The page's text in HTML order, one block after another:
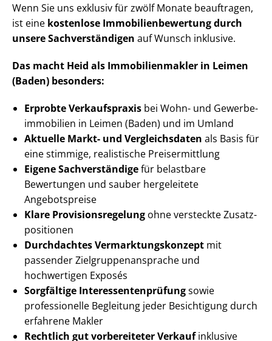
Wenn Sie uns exklusiv für zwölf Monate beauftragen,
ist eine kostenlose Im­mo­bi­li­en­be­wer­tung durch
unsere Sach­ver­stän­di­gen auf Wunsch inklusive.
Das macht Heid als Im­mo­bi­li­en­mak­ler in Leimen
(Baden) besonders:
Erprobte Verkaufspraxis bei Wohn- und Ge­wer­be­
im­mo­bi­li­en in Leimen (Baden) und im Umland
Aktuelle Markt- und Vergleichsdaten als Basis für
eine stimmige, realistische Preisermittlung
Eigene Sachverständigefür belastbare
Bewertungen und sauber hergeleitete
Angebotspreise
Klare Pro­vi­si­ons­re­ge­lung ohne versteckte Zu­satz­
po­si­tio­nen
Durchdachtes Ver­mark­tungs­kon­zept mit
passender Ziel­grup­pen­an­spra­che und
hochwertigen Exposés
Sorgfältige In­ter­es­sen­ten­prü­fungsowie
professionelle Begleitung jeder Besichtigung durch
erfahrene Makler
Rechtlich gut vorbereiteter Verkaufinklusive